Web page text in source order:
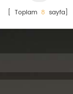
[ Toplam 8 sayfa]